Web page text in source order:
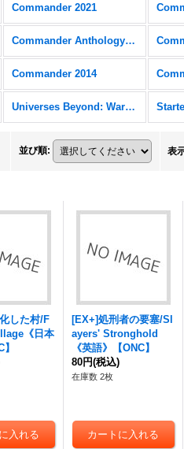
Commander 2021
Commander Anthology Volume II
Commander 2014
Universes Beyond: Warhammer 40,000 (40K) FOIL
並び順: 表
した村/F
《日本
[EX+]処刑者の要塞/Sl
ayers' Stronghold
《英語》【ONC】
80円(税込)
在庫数 2枚